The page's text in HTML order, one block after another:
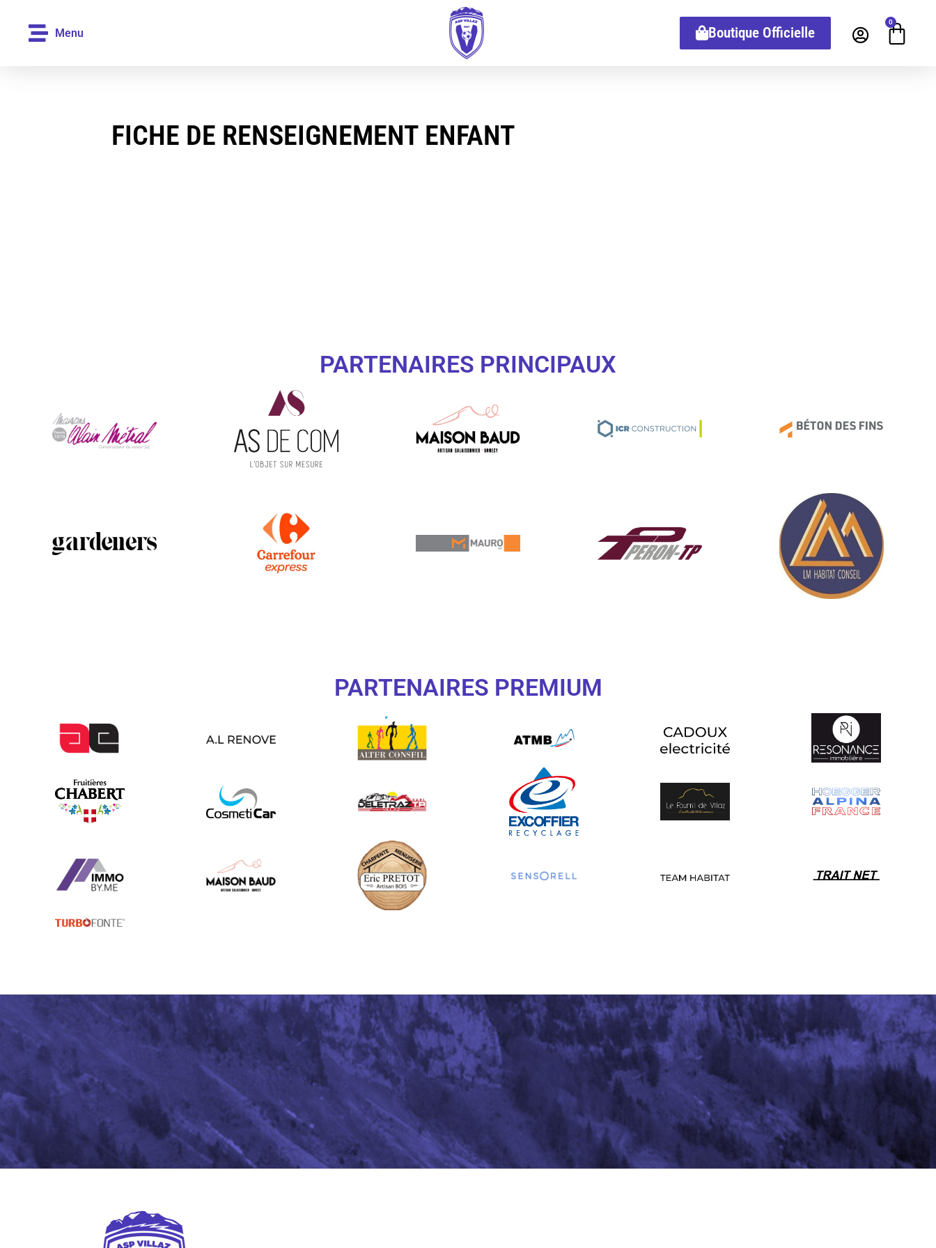
Menu Boutique Officielle
0
FICHE DE RENSEIGNEMENT ENFANT
PARTENAIRES PRINCIPAUX
PARTENAIRES PREMIUM